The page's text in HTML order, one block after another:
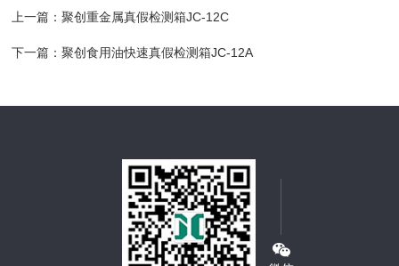
上一篇：聚创重金属真假检测箱JC-12C
下一篇：聚创食用油快速真假检测箱JC-12A